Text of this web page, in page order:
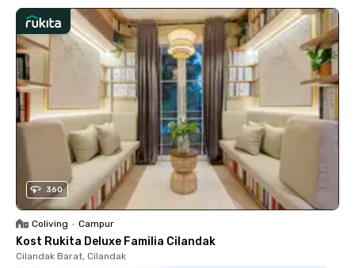
360
Coliving • Campur
Kost Rukita Deluxe Familia Cilandak
Cilandak Barat, Cilandak